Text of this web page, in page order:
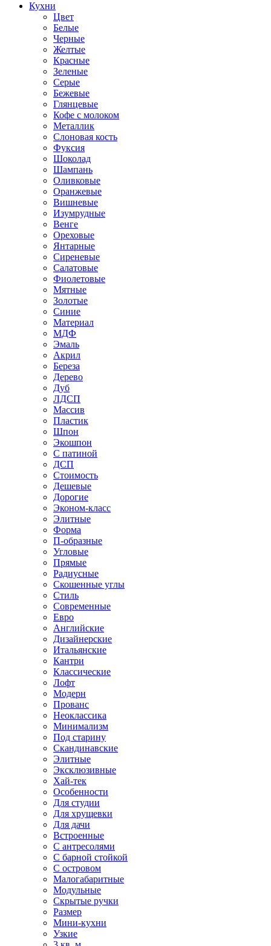
Кухни
Цвет
Белые
Черные
Желтые
Красные
Зеленые
Серые
Бежевые
Глянцевые
Кофе с молоком
Металлик
Слоновая кость
Фуксия
Шоколад
Шампань
Оливковые
Оранжевые
Вишневые
Изумрудные
Венге
Ореховые
Янтарные
Сиреневые
Салатовые
Фиолетовые
Мятные
Золотые
Синие
Материал
МДФ
Эмаль
Акрил
Береза
Дерево
Дуб
ЛДСП
Массив
Пластик
Шпон
Экошпон
С патиной
ДСП
Стоимость
Дешевые
Дорогие
Эконом-класс
Элитные
Форма
П-образные
Угловые
Прямые
Радиусные
Скошенные углы
Стиль
Современные
Евро
Английские
Дизайнерские
Итальянские
Кантри
Классические
Лофт
Модерн
Прованс
Неоклассика
Минимализм
Под старину
Скандинавские
Элитные
Эксклюзивные
Хай-тек
Особенности
Для студии
Для хрущевки
Для дачи
Встроенные
С антресолями
С барной стойкой
С островом
Малогабаритные
Модульные
Скрытые ручки
Размер
Мини-кухни
Узкие